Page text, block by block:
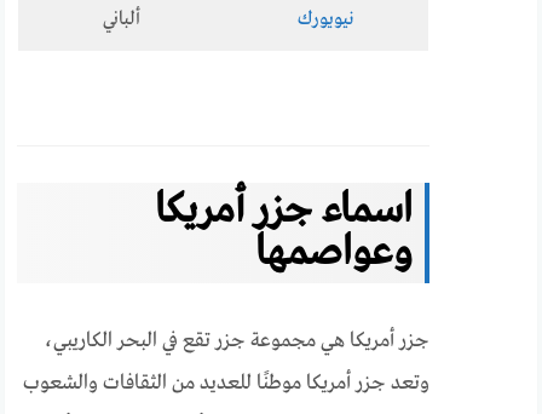
نيويورك ألباني
اسماء جزر أمريكا
وعواصمها
جزر أمريكا هي مجموعة جزر تقع في البحر الكاريبي،
وتعد جزر أمريكا موطنًا للعديد من الثقافات والشعوب